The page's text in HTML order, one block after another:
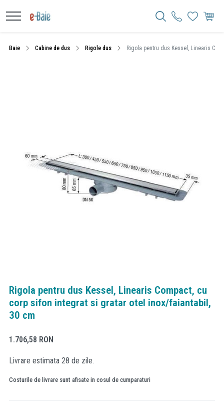
Baie Cabine de dus Rigole dus Rigola pentru dus Kessel, Linearis
Rigola pentru dus Kessel, Linearis Compact, cu
corp sifon integrat si gratar otel inox/faiantabil,
30 cm
1.706,58 RON
Livrare estimata 28 de zile.
Costurile de livrare sunt afisate in cosul de cumparaturi